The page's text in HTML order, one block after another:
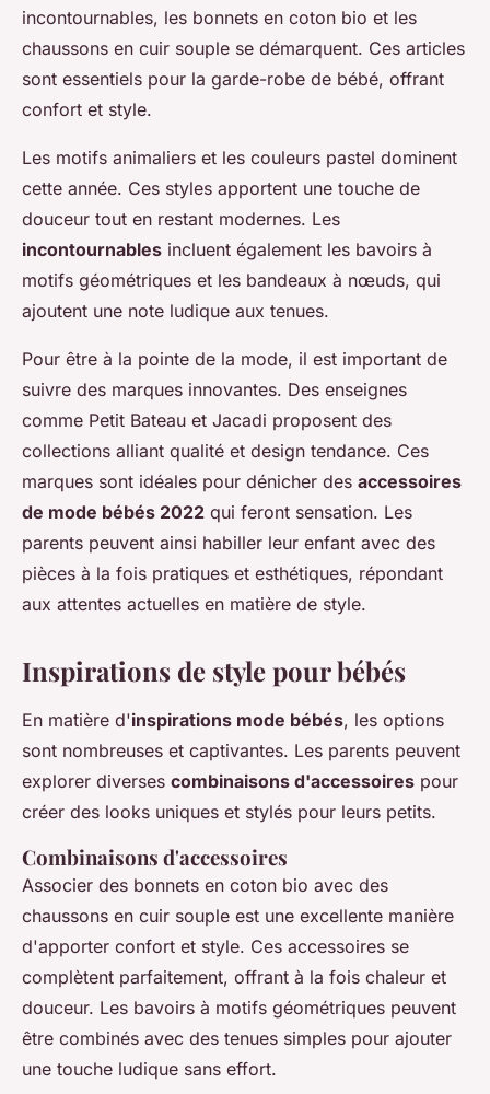
incontournables, les bonnets en coton bio et les
chaussons en cuir souple se démarquent. Ces articles
sont essentiels pour la garde-robe de bébé, offrant
confort et style.
Les motifs animaliers et les couleurs pastel dominent
cette année. Ces styles apportent une touche de
douceur tout en restant modernes. Les
incontournables incluent également les bavoirs à
motifs géométriques et les bandeaux à nœuds, qui
ajoutent une note ludique aux tenues.
Pour être à la pointe de la mode, il est important de
suivre des marques innovantes. Des enseignes
comme Petit Bateau et Jacadi proposent des
collections alliant qualité et design tendance. Ces
marques sont idéales pour dénicher des accessoires
de mode bébés 2022 qui feront sensation. Les
parents peuvent ainsi habiller leur enfant avec des
pièces à la fois pratiques et esthétiques, répondant
aux attentes actuelles en matière de style.
Inspirations de style pour bébés
En matière d'inspirations mode bébés, les options
sont nombreuses et captivantes. Les parents peuvent
explorer diverses combinaisons d'accessoires pour
créer des looks uniques et stylés pour leurs petits.
Combinaisons d'accessoires
Associer des bonnets en coton bio avec des
chaussons en cuir souple est une excellente manière
d'apporter confort et style. Ces accessoires se
complètent parfaitement, offrant à la fois chaleur et
douceur. Les bavoirs à motifs géométriques peuvent
être combinés avec des tenues simples pour ajouter
une touche ludique sans effort.